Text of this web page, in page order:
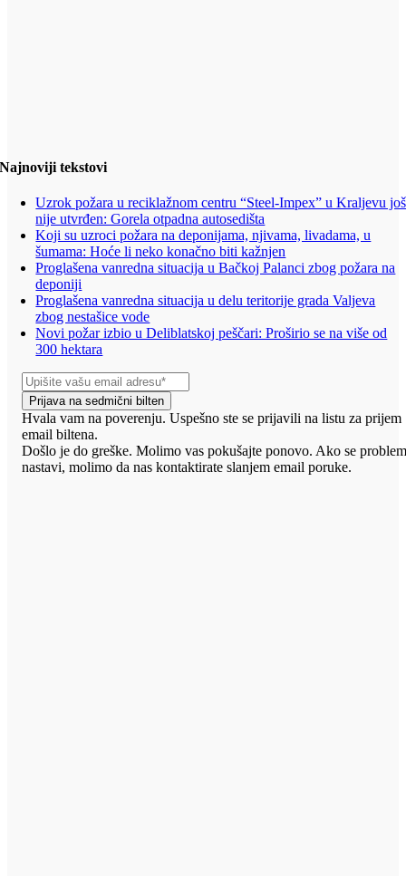
Najnoviji tekstovi
Uzrok požara u reciklažnom centru “Steel-Impex” u Kraljevu još
nije utvrđen: Gorela otpadna autosedišta
Koji su uzroci požara na deponijama, njivama, livadama, u
šumama: Hoće li neko konačno biti kažnjen
Proglašena vanredna situacija u Bačkoj Palanci zbog požara na
deponiji
Proglašena vanredna situacija u delu teritorije grada Valjeva
zbog nestašice vode
Novi požar izbio u Deliblatskoj peščari: Proširio se na više od
300 hektara
Prijava na sedmični bilten
Hvala vam na poverenju. Uspešno ste se prijavili na listu za prijem
email biltena.
Došlo je do greške. Molimo vas pokušajte ponovo. Ako se
nastavi, molimo da nas kontaktirate slanjem email poruke.